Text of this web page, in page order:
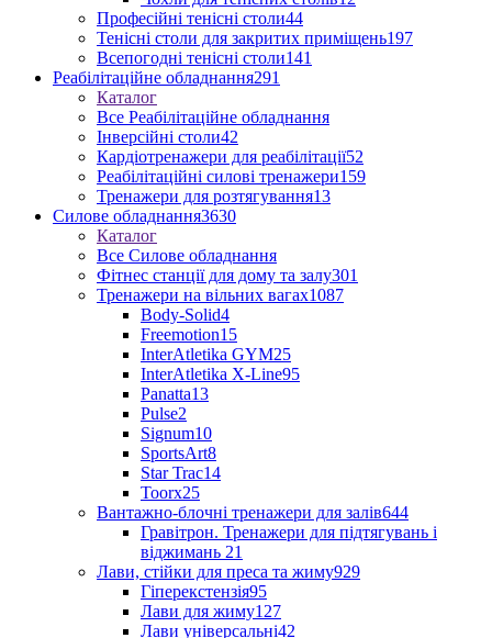
Професійні тенісні столи44
Тенісні столи для закритих приміщень197
Всепогодні тенісні столи141
Реабілітаційне обладнання291
Каталог
Все Реабілітаційне обладнання
Інверсійні столи42
Кардіотренажери для реабілітації52
Реабілітаційні силові тренажери159
Тренажери для розтягування13
Силове обладнання3630
Каталог
Все Силове обладнання
Фітнес станції для дому та залу301
Тренажери на вільних вагах1087
Body-Solid4
Freemotion15
InterAtletika GYM25
InterAtletika X-Line95
Panatta13
Pulse2
Signum10
SportsArt8
Star Trac14
Toorx25
Вантажно-блочні тренажери для залів644
Гравітрон. Тренажери для підтягувань і
віджимань 21
Лави, стійки для преса та жиму929
Гіперекстензія95
Лави для жиму127
Лави універсальні42